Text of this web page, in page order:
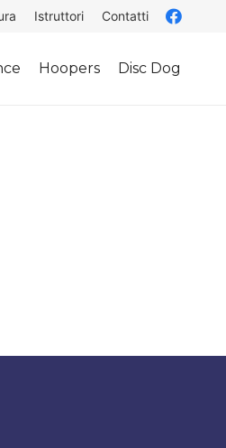
Istruttori Contatti
Hoopers Disc Dog